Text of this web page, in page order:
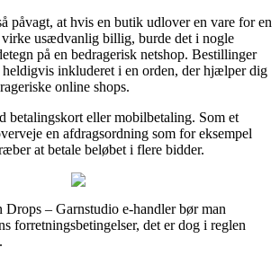
påvagt, at hvis en butik udlover en vare for en
virke usædvanlig billig, burde det i nogle
på en bedragerisk netshop. Bestillinger
heldigvis inkluderet i en orden, der hjælper dig
online shops.
betalingskort eller mobilbetaling. Som et
en afdragsordning som for eksempel
at betale beløbet i flere bidder.
– Garnstudio e-handler bør man
forretningsbetingelser, det er dog i reglen